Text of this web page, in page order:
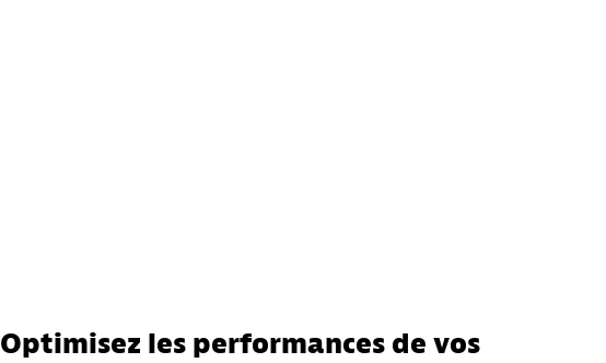
Optimisez les performances de vos